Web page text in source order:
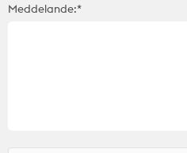
Meddelande:*